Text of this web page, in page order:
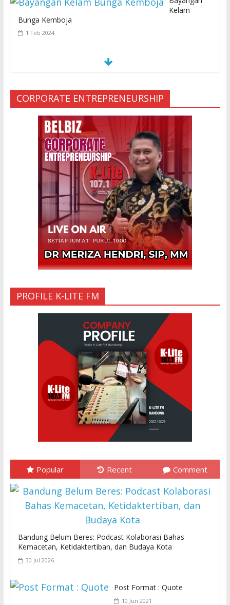
Kelam
Bunga Kemboja
1 Feb 2024
29 Jan 2024
Ketakutan Setengah Mati setelah Main Jailangkung, 28
Anak Gadis Dirawat di Rumah Sakit
“Cinta di Ujung Parigi”
11 Sep 2025
CORPORATE ENTREPRENEURSHIP
PROFILE K-LITE FM
Popular Recent Comment
Bandung Belum Beres: Podcast Kolaborasi Bahas
Kemacetan, Ketidaktertiban, dan Budaya Kota
30 Jul 2026
Post Format : Quote
10 Jun 2021